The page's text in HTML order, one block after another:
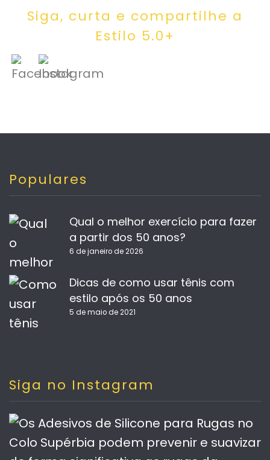
Siga, curta e compartilhe a
Estilo 5.0+
Populares
Qual o melhor exercício para fazer
a partir dos 50 anos?
6 de janeiro de 2026
Dicas de como usar tênis com
estilo após os 50 anos
5 de maio de 2021
Siga no Instagram